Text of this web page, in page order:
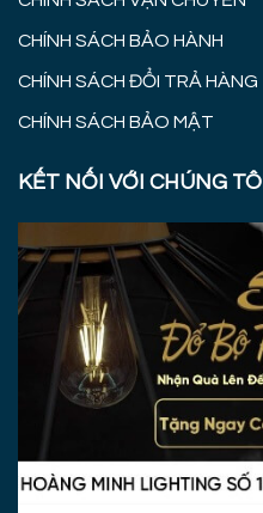
CHÍNH SÁCH BẢO HÀNH
CHÍNH SÁCH ĐỔI TRẢ HÀNG
CHÍNH SÁCH BẢO MẬT
KẾT NỐI VỚI CHÚNG TÔI